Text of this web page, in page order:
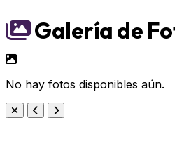
Galería de
No hay fotos disponibles aún.